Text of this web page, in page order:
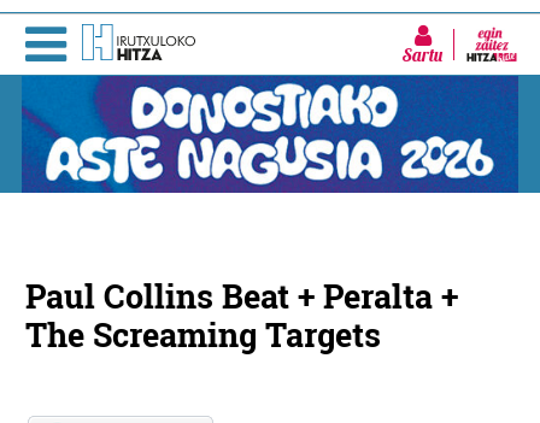
Sartu
Paul Collins Beat + Peralta +
The Screaming Targets